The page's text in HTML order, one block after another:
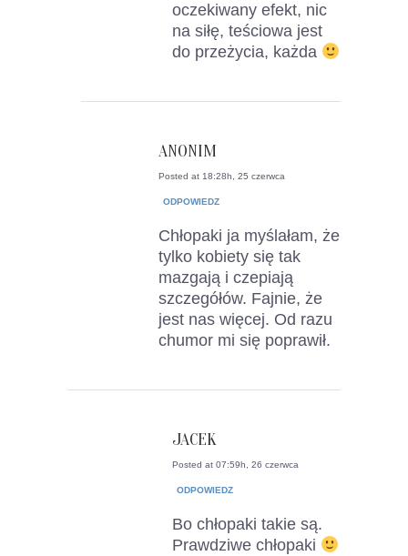
oczekiwany efekt, nic
na siłę, teściowa jest
do przeżycia, każda
ANONIM
Posted at 18:28h, 25 czerwca
ODPOWIEDZ
Chłopaki ja myślałam, że
tylko kobiety się tak
mazgają i czepiają
szczegółów. Fajnie, że
jest nas więcej. Od razu
chumor mi się poprawił.
JACEK
Posted at 07:59h, 26 czerwca
ODPOWIEDZ
Bo chłopaki takie są.
Prawdziwe chłopaki